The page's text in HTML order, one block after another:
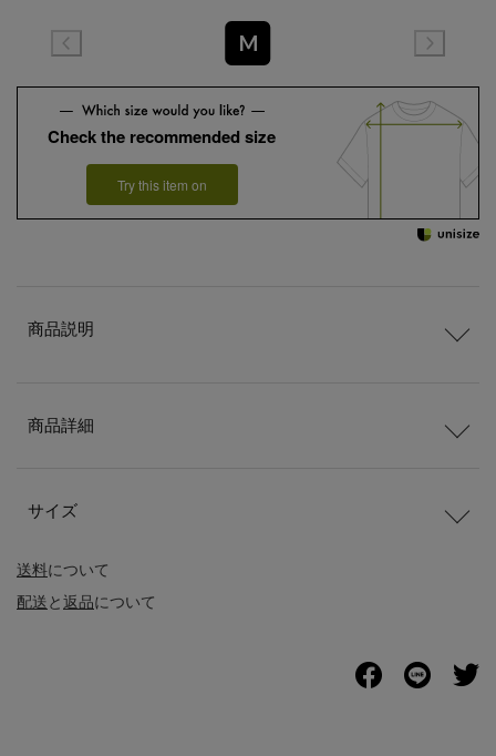
M
Check the recommended size
Try this item on
送料について
配送と返品について
商品説明
商品詳細
サイズ